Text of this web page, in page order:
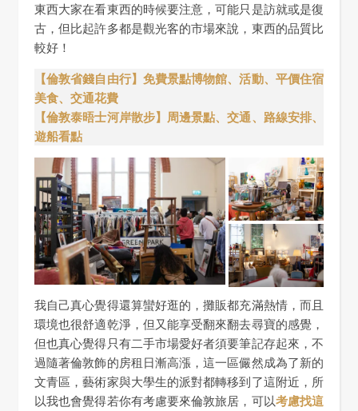
東西大家在看東西的時候要注意，可能只是訪就或是復
古，但比起許多都是觀光客的市場來說，東西的品質比
較好！
【倫敦省錢自由行】免費景點博物館、活動、平價住宿
美食、交通花費
【倫敦泰晤士河岸散步】周邊景點、交通、路線安排、
遊船看點
我自己真心覺得還算蠻好逛的，攤販都充滿熱情，而且
環境也很舒適乾淨，但又能享受翻來翻去尋寶的感覺，
但也真心覺得只有二手市場愛好者須要筆記存起來，不
過隨著倫敦飾的房租日漸高漲，這一區儼然成為了新的
文青區，藝術家與大學生的派對都轉移到了這附近，所
以我也會覺得若你有考慮要來倫敦旅居，可以考慮找這